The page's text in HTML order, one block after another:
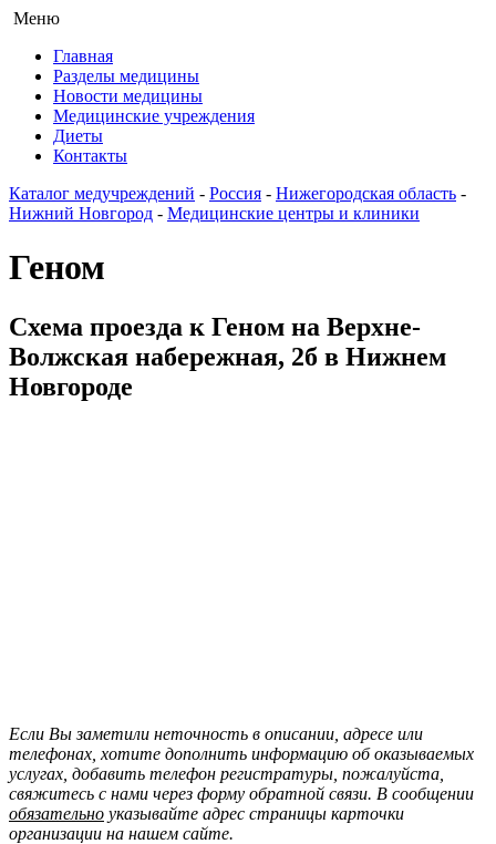
Меню
Главная
Разделы медицины
Новости медицины
Медицинские учреждения
Диеты
Контакты
Каталог медучреждений - Россия - Нижегородская область -
Нижний Новгород - Медицинские центры и клиники
Геном
Схема проезда к Геном на Верхне-
Волжская набережная, 2б в Нижнем
Новгороде
Если Вы заметили неточность в описании, адресе или
телефонах, хотите дополнить информацию об оказываемых
услугах, добавить телефон регистратуры, пожалуйста,
свяжитесь с нами через форму обратной связи. В сообщении
обязательно указывайте адрес страницы карточки
организации на нашем сайте.